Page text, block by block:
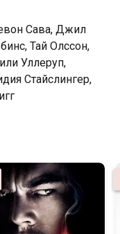
Сава, Джил
Тай Олссон,
Уллеруп,
Стайслингер,